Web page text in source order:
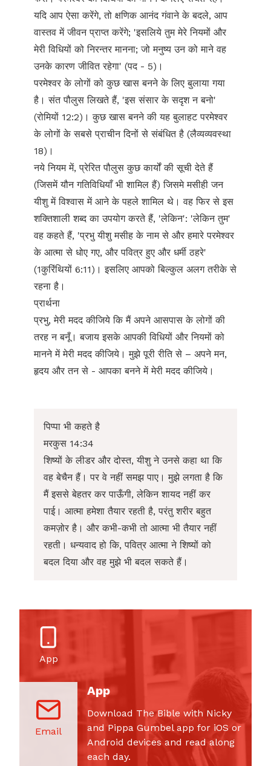
यदि आप ऐसा करेंगे, तो क्षणिक आनंद गंवाने के बदले, आप
वास्तव में जीवन प्राप्त करेंगे; 'इसलिये तुम मेरे नियमों और
मेरी विधियों को निरन्तर मानना; जो मनुष्य उन को माने वह
उनके कारण जीवित रहेगा' (पद - 5)।
परमेश्वर के लोगों को कुछ खास बनने के लिए बुलाया गया
है। संत पौलुस लिखते हैं, 'इस संसार के सदृश न बनो'
(रोमियों 12:2)। कुछ खास बनने की यह बुलाहट परमेश्वर
के लोगों के सबसे प्राचीन दिनों से संबंधित है (लैव्यव्यवस्था
18)।
नये नियम में, प्रेरित पौलुस कुछ कार्यों की सूची देते हैं
(जिसमें यौन गतिविधियाँ भी शामिल हैं) जिसमे मसीही जन
यीशु में विश्वास में आने के पहले शामिल थे। वह फिर से इस
शक्तिशाली शब्द का उपयोग करते हैं, 'लेकिन': 'लेकिन तुम'
वह कहते हैं, 'प्रभु यीशु मसीह के नाम से और हमारे परमेश्वर
के आत्मा से धोए गए, और पवित्र हुए और धर्मी ठहरे'
(1कुरिंथियों 6:11)। इसलिए आपको बिल्कुल अलग तरीके से
रहना है।
प्रार्थना
प्रभु, मेरी मदद कीजिये कि मैं अपने आसपास के लोगों की
तरह न बनूँ। बजाय इसके आपकी विधियों और नियमों को
मानने में मेरी मदद कीजिये। मुझे पूरी रीति से – अपने मन,
हृदय और तन से - आपका बनने में मेरी मदद कीजिये।
पिप्पा भी कहते है
मरकुस 14:34
शिष्यों के लीडर और दोस्त, यीशु ने उनसे कहा था कि
वह बेचैन हैं। पर वे नहीं समझ पाए। मुझे लगता है कि
मैं इससे बेहतर कर पाऊँगी, लेकिन शायद नहीं कर
पाई। आत्मा हमेशा तैयार रहती है, परंतु शरीर बहुत
कमज़ोर है। और कभी-कभी तो आत्मा भी तैयार नहीं
रहती। धन्यवाद हो कि, पवित्र आत्मा ने शिष्यों को
बदल दिया और वह मुझे भी बदल सकते हैं।
App
Download The Bible with Nicky
and Pippa Gumbel app for iOS or
Android devices and read along
each day.
App
Email